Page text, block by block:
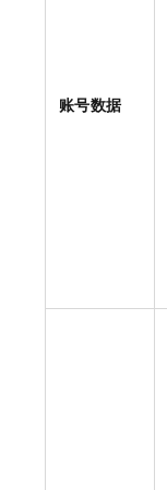
账号数据